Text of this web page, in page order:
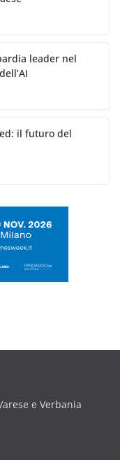
leader nel
il futuro del
e Verbania